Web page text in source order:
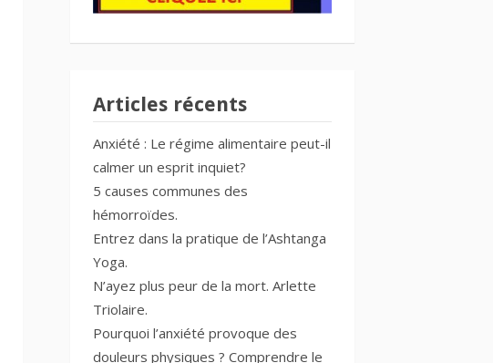
Articles récents
Anxiété : Le régime alimentaire peut-il
calmer un esprit inquiet?
5 causes communes des
hémorroïdes.
Entrez dans la pratique de l’Ashtanga
Yoga.
N’ayez plus peur de la mort. Arlette
Triolaire.
Pourquoi l’anxiété provoque des
douleurs physiques ? Comprendre le